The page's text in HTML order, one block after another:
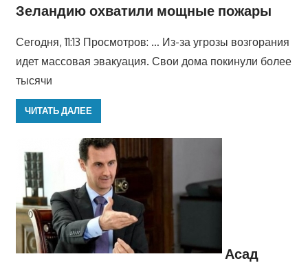
Зеландию охватили мощные пожары
Сегодня, 11:13 Просмотров: … Из-за угрозы возгорания
идет массовая эвакуация. Свои дома покинули более
тысячи
ЧИТАТЬ ДАЛЕЕ
Асад